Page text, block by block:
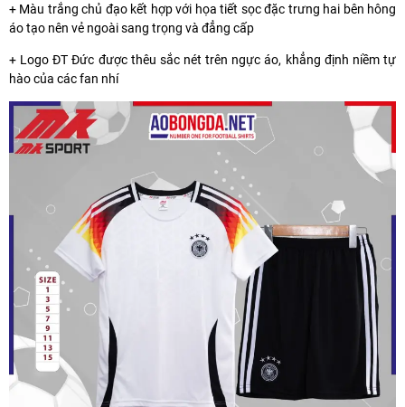
+ Màu trắng chủ đạo kết hợp với họa tiết sọc đặc trưng hai bên hông
áo tạo nên vẻ ngoài sang trọng và đẳng cấp
+ Logo ĐT Đức được thêu sắc nét trên ngực áo, khẳng định niềm tự
hào của các fan nhí